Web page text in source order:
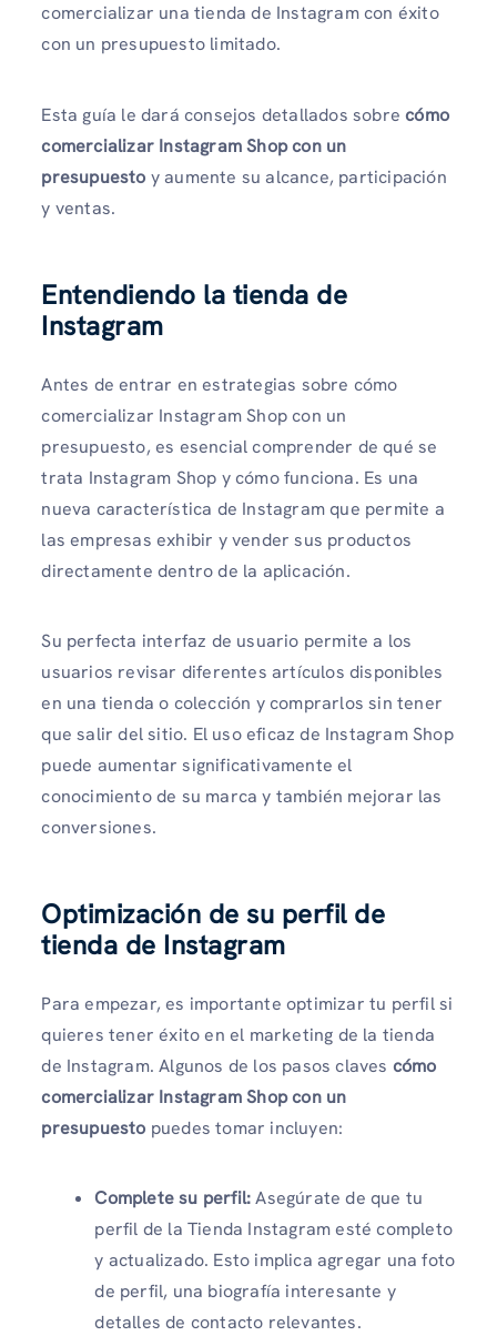
comercializar una tienda de Instagram con éxito
con un presupuesto limitado.
Esta guía le dará consejos detallados sobrecómo
comercializar Instagram Shop con un
presupuesto y aumente su alcance, participación
y ventas.
Entendiendo la tienda de
Instagram
Antes de entrar en estrategias sobre cómo
comercializar Instagram Shop con un
presupuesto, es esencial comprender de qué se
trata Instagram Shop y cómo funciona. Es una
nueva característica de Instagram que permite a
las empresas exhibir y vender sus productos
directamente dentro de la aplicación.
Su perfecta interfaz de usuario permite a los
usuarios revisar diferentes artículos disponibles
en una tienda o colección y comprarlos sin tener
que salir del sitio. El uso eficaz de Instagram Shop
puede aumentar significativamente el
conocimiento de su marca y también mejorar las
conversiones.
Optimización de su perfil de
tienda de Instagram
Para empezar, es importante optimizar tu perfil si
quieres tener éxito en el marketing de la tienda
de Instagram. Algunos de los pasos claves cómo
comercializar Instagram Shop con un
presupuesto puedes tomar incluyen:
Complete su perfil:Asegúrate de que tu
perfil de la Tienda Instagram esté completo
y actualizado. Esto implica agregar una foto
de perfil, una biografía interesante y
detalles de contacto relevantes.